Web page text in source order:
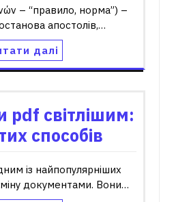
– “правило, норма”) –
апостолів,…
далі
pdf світлішим:
способів
із найпопулярніших
документами. Вони…